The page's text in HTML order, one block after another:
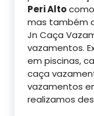
Peri Alto
mas também
Jn Caça
vazamentos.
em piscinas,
caça
vazamentos
realizamos